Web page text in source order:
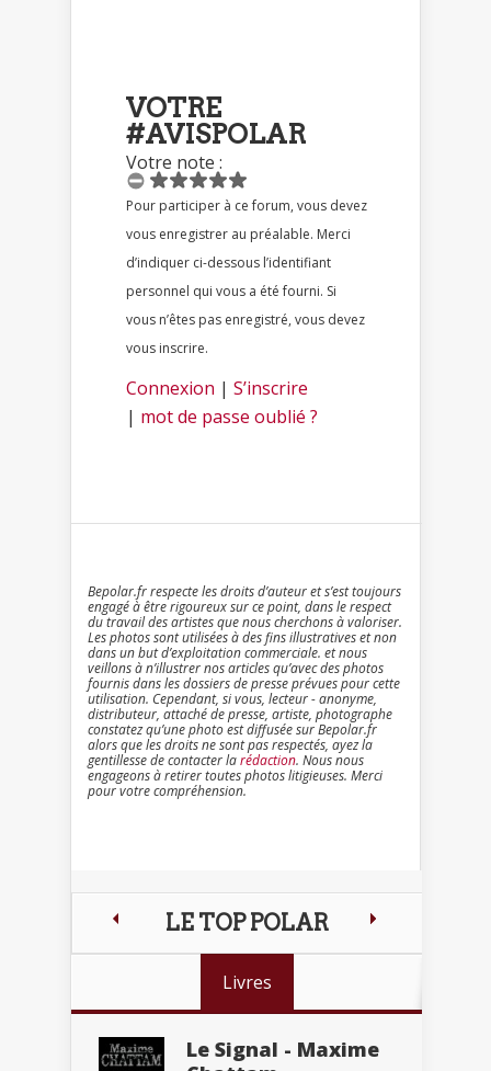
VOTRE
#AVISPOLAR
Votre note :
Pour participer à ce forum, vous devez
vous enregistrer au préalable. Merci
d’indiquer ci-dessous l’identifiant
personnel qui vous a été fourni. Si
vous n’êtes pas enregistré, vous devez
vous inscrire.
Connexion | S’inscrire
| mot de passe oublié ?
Bepolar.fr respecte les droits d’auteur et s’est toujours
engagé à être rigoureux sur ce point, dans le respect
du travail des artistes que nous cherchons à valoriser.
Les photos sont utilisées à des fins illustratives et non
dans un but d’exploitation commerciale. et nous
veillons à n’illustrer nos articles qu’avec des photos
fournis dans les dossiers de presse prévues pour cette
utilisation. Cependant, si vous, lecteur - anonyme,
distributeur, attaché de presse, artiste, photographe
constatez qu’une photo est diffusée sur Bepolar.fr
alors que les droits ne sont pas respectés, ayez la
gentillesse de contacter larédaction. Nous nous
engageons à retirer toutes photos litigieuses. Merci
pour votre compréhension.
LE TOP POLAR
Livres
Le Signal - Maxime